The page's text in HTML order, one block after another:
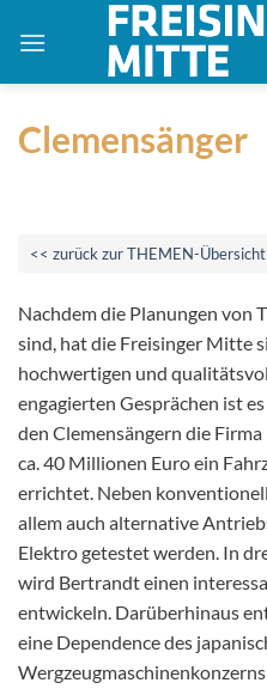
Inhalt
Clemensänger
<< zurück zur THEMEN-Übersicht
Nachdem die Planungen von
sind, hat die Freisinger Mitte
hochwertigen und
engagierten Gesprächen ist
den Clemensängern die
ca. 40 Millionen Euro ein
errichtet. Neben
allem auch alternative
Elektro getestet werden. In
wird Bertrandt einen
entwickeln. Darüberhinaus
eine Dependence des